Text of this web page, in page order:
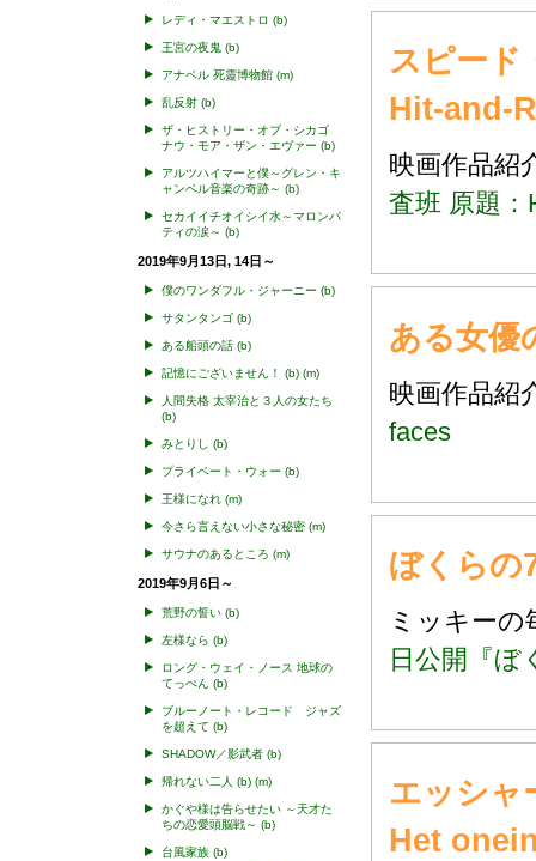
レディ・マエストロ (b)
王宮の夜鬼 (b)
アナベル 死靈博物館 (m)
乱反射 (b)
ザ・ヒストリー・オブ・シカゴ
ナウ・モア・ザン・エヴァー (b)
アルツハイマーと僕～グレン・キ
ャンベル音楽の奇跡～ (b)
セカイイチオイシイ水～マロンパ
ティの涙～ (b)
2019年9月13日, 14日～
僕のワンダフル・ジャーニー (b)
サタンタンゴ (b)
ある船頭の話 (b)
記憶にございません！ (b) (m)
人間失格 太宰治と３人の女たち
(b)
みとりし (b)
プライベート・ウォー (b)
王様になれ (m)
今さら言えない小さな秘密 (m)
サウナのあるところ (m)
2019年9月6日～
荒野の誓い (b)
左様なら (b)
ロング・ウェイ・ノース 地球の
てっぺん (b)
ブルーノート・レコード ジャズ
を超えて (b)
SHADOW／影武者 (b)
帰れない二人 (b) (m)
かぐや様は告らせたい ～天才た
ちの恋愛頭脳戦～ (b)
台風家族 (b)
スピード
Hit-and-
映画作品
査班 原題：
ある女
映画作品
faces
ぼくらの
ミッキー
日公開『ぼ
エッシ
Het